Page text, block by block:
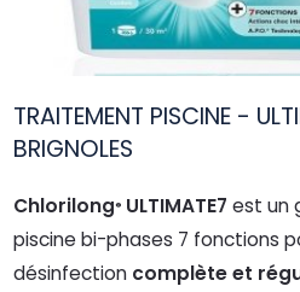
TRAITEMENT PISCINE -
BRIGNOLES
Chlorilong® ULTIMATE7 est un
piscine bi-phases 7 fonctions
désinfection complète et